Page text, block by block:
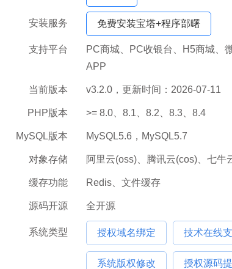
安装服务 免费安装宝塔+程序部曙
支持平台
PC商城、PC收银台、H5商城、
APP
当前版本 v3.2.0，更新时间：2026-07-11
PHP版本 >= 8.0、8.1、8.2、8.3、8.4
MySQL版本 MySQL5.6，MySQL5.7
对象存储 阿里云(oss)、腾讯云(cos)、七牛
缓存功能 Redis、文件缓存
源码开源 全开源
系统类型 授权域名绑定 技术在线
系统版权修改 授权源码